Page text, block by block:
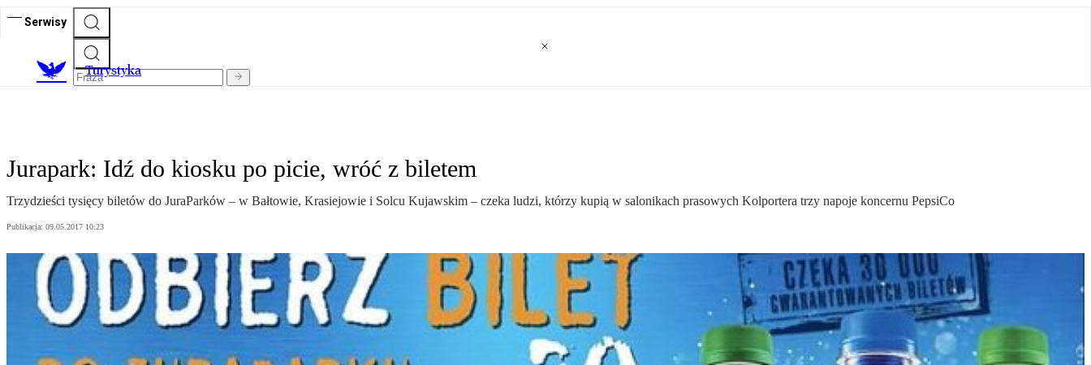
Serwisy
Turystyka
Jurapark: Idź do kiosku po picie, wróć z biletem
Trzydzieści tysięcy biletów do JuraParków – w Bałtowie, Krasiejowie i Solcu Kujawskim – czeka ludzi, którzy kupią w salonikach prasowych Kolportera trzy napoje koncernu PepsiCo
Publikacja: 09.05.2017 10:23